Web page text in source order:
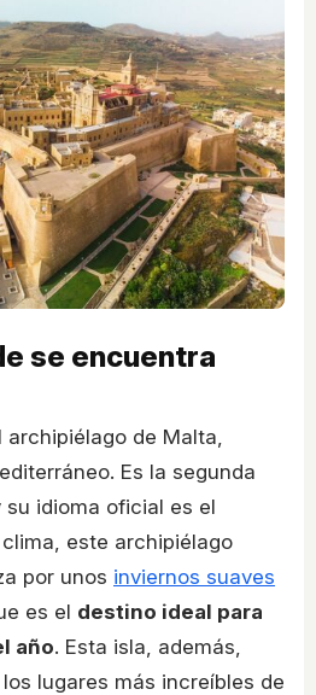
se encuentra
de Malta,
Es la segunda
idioma oficial es el
este archipiélago
por unos inviernos suaves
es el destino ideal para
año. Esta isla, además,
lugares más increíbles de